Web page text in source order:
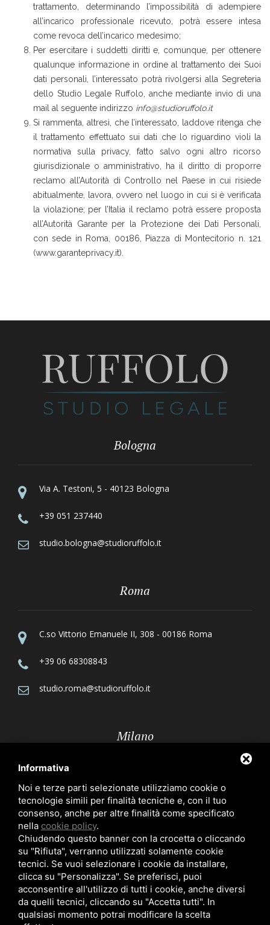
trattamento, determinando l’impossibilità di adempiere
all’incarico professionale ricevuto, potrà essere intesa
come revoca dell’incarico medesimo;
Per esercitare i suddetti diritti e, comunque, per ottenere
qualunque informazione in ordine al trattamento dei Suoi
dati personali, l’interessato potrà rivolgersi alla Segreteria
dello Studio Legale Ruffolo, anche mediante invio di una
mail al seguente indirizzo info@studioruffolo.it
Si rammenta, altresì, che l’interessato, laddove ritenga che
il trattamento effettuato sui dati che lo riguardino violi la
normativa sulla privacy, fatto salvo ogni altro ricorso
giurisdizionale o amministrativo, ha il diritto di proporre
reclamo all’Autorità di Controllo nel Paese in cui risiede
abitualmente, lavora, ovvero nel luogo in cui si è verificata
la violazione; per l’Italia il reclamo potrà essere proposta
all’Autorità Garante per la Protezione dei Dati Personali,
con sede in Roma, 00186, Piazza di Montecitorio n. 121
(www.garanteprivacy.it).
Bologna
Via A. Testoni, 5 - 40123 Bologna
+39 051 237440
studio.bologna@studioruffolo.it
Roma
C.so Vittorio Emanuele II, 308 - 00186 Roma
+39 06 68308843
studio.roma@studioruffolo.it
Milano
+39 02 70109223
studio.milano@studioruffolo.it
Privacy Policy-Cookie Policy
Informativa
Noi e terze parti selezionate utilizziamo cookie o
tecnologie simili per finalità tecniche e, con il tuo
consenso, anche per altre finalità come specificato
nella cookie policy.
Chiudendo questo banner con la crocetta o cliccando
su "Rifiuta", verranno utilizzati solamente cookie
tecnici. Se vuoi selezionare i cookie da installare,
clicca su "Personalizza". Se preferisci, puoi
acconsentire all'utilizzo di tutti i cookie, anche diversi
da quelli tecnici, cliccando su "Accetta tutti". In
qualsiasi momento potrai modificare la scelta